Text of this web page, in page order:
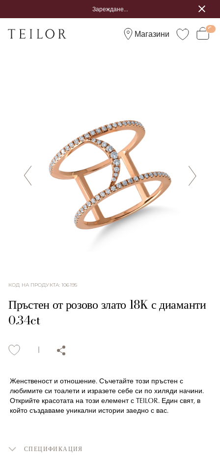
Зареждане...
Магазини
КОД НА ПРОДУКТА:106195
Пръстен от розово злато 18K с диаманти
0.34ct
Женственост и отношение. Съчетайте този пръстен с
любимите си тоалети и изразете себе си по хиляди начини.
Открийте красотата на този елемент с TEILOR. Един свят, в
който създаваме уникални истории заедно с вас.
СПЕЦИФИКАЦИЯ